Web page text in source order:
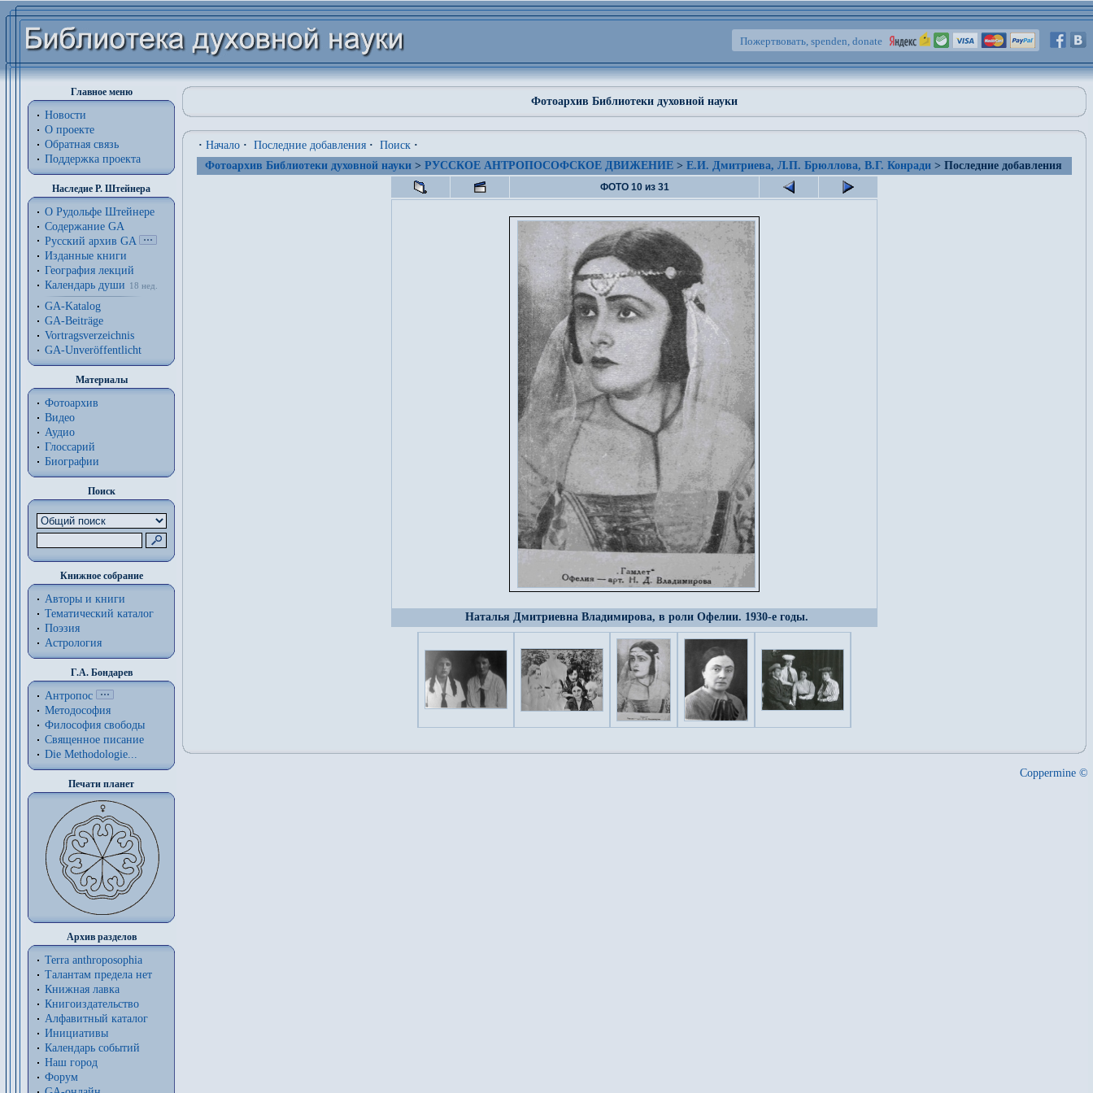
Пожертвовать, spenden, donate
Главное меню
Новости
О проекте
Обратная связь
Поддержка проекта
Наследие Р. Штейнера
О Рудольфе Штейнере
Содержание GA
Русский архив GA
Изданные книги
География лекций
Календарь души
18 нед.
GA-Katalog
GA-Beiträge
Vortragsverzeichnis
GA-Unveröffentlicht
Материалы
Фотоархив
Видео
Аудио
Глоссарий
Биографии
Поиск
Книжное собрание
Авторы и книги
Тематический каталог
Поэзия
Астрология
Г.А. Бондарев
Антропос
Методософия
Философия cвободы
Священное писание
Die Methodologie...
Печати планет
Архив разделов
Terra anthroposophia
Талантам предела нет
Книжная лавка
Книгоиздательство
Алфавитный каталог
Инициативы
Календарь событий
Наш город
Форум
Фотоархив Библиотеки духовной науки
· Начало · Последние добавления · Поиск ·
Фотоархив Библиотеки духовной науки > РУССКОЕ АНТРОПОСОФСКОЕ ДВИЖЕНИЕ > Е.И. Дмитриева, Л.П. Брюллова, В.Г. Конради > Последние добавления
ФОТО 10 из 31
Наталья Дмитриевна Владимирова, в роли Офелии. 1930-е годы.
Coppermine ©